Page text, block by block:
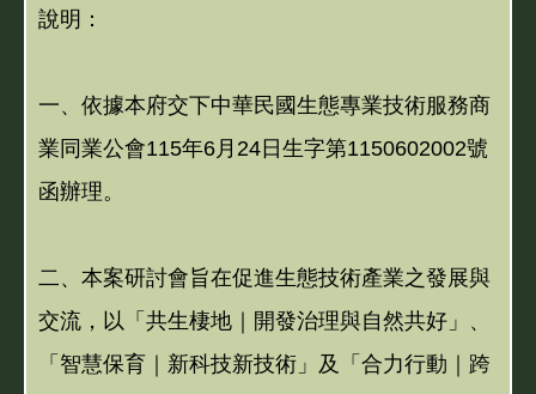
說明：
一、依據本府交下中華民國生態專業技術服務商
業同業公會115年6月24日生字第1150602002號
函辦理。
二、本案研討會旨在促進生態技術產業之發展與
交流，以「共生棲地｜開發治理與自然共好」、
「智慧保育｜新科技新技術」及「合力行動｜跨